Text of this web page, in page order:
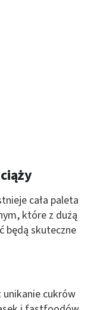
cała paleta
które z dużą
będą skuteczne
unikanie cukrów